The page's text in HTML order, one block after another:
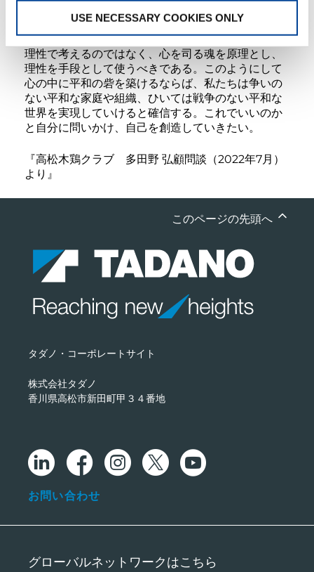
USE NECESSARY COOKIES ONLY
ゆえに、重要なのは勝敗ではない。共に能力を高め
合い、協力していける人間が望まれている。それは
理性で考えるのではなく、心を司る魂を原理とし、
理性を手段として使うべきである。このようにして
心の中に平和の砦を築けるならば、私たちは争いの
ない平和な家庭や組織、ひいては戦争のない平和な
世界を実現していけると確信する。これでいいのか
と自分に問いかけ、自己を創造していきたい。
『高松木鶏クラブ 多田野 弘顧問談（2022年7月）
より』
このページの先頭へ
タダノ・コーポレートサイト
株式会社タダノ
香川県高松市新田町甲３４番地
お問い合わせ
グローバルネットワークはこちら